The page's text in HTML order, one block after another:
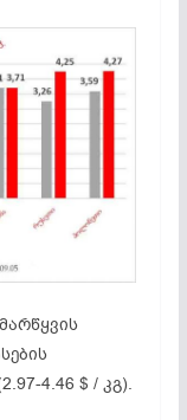
4.46 $ / კგ).